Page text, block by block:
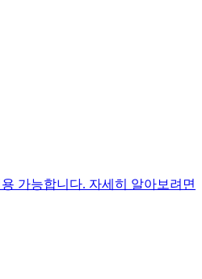
가능합니다. 자세히 알아보려면